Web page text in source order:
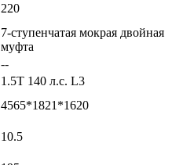
220
7-ступенчатая мокрая двойная
муфта
--
1.5T 140 л.с. L3
4565*1821*1620
10.5